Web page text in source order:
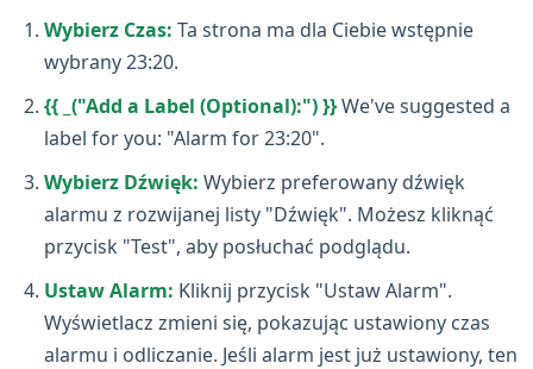
Wybierz Czas: Ta strona ma dla Ciebie wstępnie
wybrany 23:20.
{{ _("Add a Label (Optional):") }}We've suggested a
label for you: "Alarm for 23:20".
Wybierz Dźwięk: Wybierz preferowany dźwięk
alarmu z rozwijanej listy "Dźwięk". Możesz kliknąć
przycisk "Test", aby posłuchać podglądu.
Ustaw Alarm: Kliknij przycisk "Ustaw Alarm".
Wyświetlacz zmieni się, pokazując ustawiony czas
alarmu i odliczanie. Jeśli alarm jest już ustawiony, ten